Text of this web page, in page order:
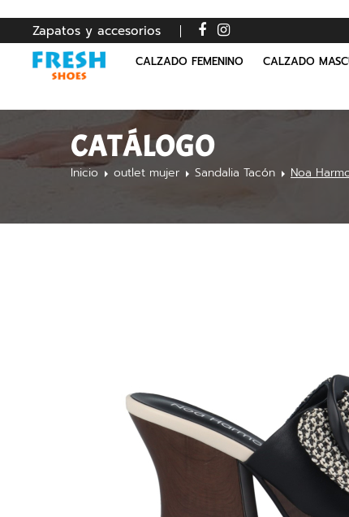
Zapatos y accesorios
CALZADO FEMENINO CALZADO
CATÁLOGO
Inicio outlet mujer Sandalia Tacón Noa